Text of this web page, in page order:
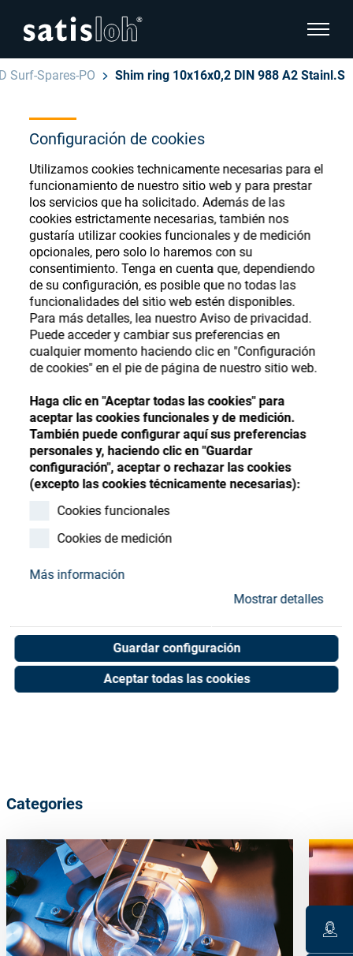
Configuración de cookies
Utilizamos cookies technicamente necesarias para el
funcionamiento de nuestro sitio web y para prestar
los servicios que ha solicitado. Además de las
cookies estrictamente necesarias, también nos
gustaría utilizar cookies funcionales y de medición
opcionales, pero solo lo haremos con su
consentimiento. Tenga en cuenta que, dependiendo
de su configuración, es posible que no todas las
funcionalidades del sitio web estén disponibles.
Para más detalles, lea nuestro Aviso de privacidad.
Puede acceder y cambiar sus preferencias en
cualquier momento haciendo clic en "Configuración
de cookies" en el pie de página de nuestro sitio web.
Haga clic en "Aceptar todas las cookies" para
aceptar las cookies funcionales y de medición.
También puede configurar aquí sus preferencias
personales y, haciendo clic en "Guardar
configuración", aceptar o rechazar las cookies
(excepto las cookies técnicamente necesarias):
Cookies funcionales
Cookies de medición
Más información
Mostrar detalles
Guardar configuración
Aceptar todas las cookies
show
Español
Oftálmica
Óptica de Precisión
Quiénes Somos
Carrera
Recursos
Contacto
Store
hide page navigation
English
Deutsch
汉语
Français
Surf-Spares-PO Shim ring 10x16x0,2 DIN 988 A2 Stainl.S
Ophthalmic Consumables
Store
Register or Sign-in to access your accounts
and explore our wide range of ophthalmic
consumables
Register Sign-In
Shim ring 10x16x0,2 DIN
988 A2 Stainl.S
Unit of measure : Piece
Shop now
Categories